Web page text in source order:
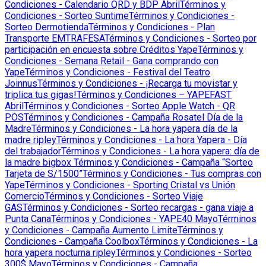
Condiciones - Calendario QRD y BDP AbrilTérminos y
Condiciones - Sorteo SuntimeTérminos y Condiciones -
Sorteo DermotiendaTérminos y Condiciones - Plan
Transporte EMTRAFESATérminos y Condiciones - Sorteo por
participación en encuesta sobre Créditos YapeTérminos y
Condiciones - Semana Retail - Gana comprando con
YapeTérminos y Condiciones - Festival del Teatro
JoinnusTérminos y Condiciones - ¡Recarga tu movistar y
triplica tus gigas!Términos y Condiciones – YAPEFAST
AbrilTérminos y Condiciones - Sorteo Apple Watch - QR
POSTérminos y Condiciones - Campaña Rosatel Día de la
MadreTérminos y Condiciones - La hora yapera día de la
madre ripleyTérminos y Condiciones - La hora Yapera - Día
del trabajadorTérminos y Condiciones - La hora yapera: día de
la madre bigbox Términos y Condiciones - Campaña “Sorteo
Tarjeta de S/1500”Términos y Condiciones - Tus compras con
YapeTérminos y Condiciones - Sporting Cristal vs Unión
ComercioTérminos y Condiciones - Sorteo Viaje
GASTérminos y Condiciones - Sorteo recargas - gana viaje a
Punta CanaTérminos y Condiciones - YAPE40 MayoTérminos
y Condiciones - Campaña Aumento LimiteTérminos y
Condiciones - Campaña CoolboxTérminos y Condiciones - La
hora yapera nocturna ripleyTérminos y Condiciones - Sorteo